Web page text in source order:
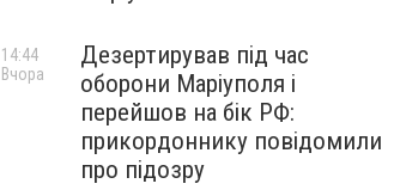
Дезертирував під час
оборони Маріуполя і
перейшов на бік РФ:
прикордоннику повідомили
про підозру
14:44
Вчора